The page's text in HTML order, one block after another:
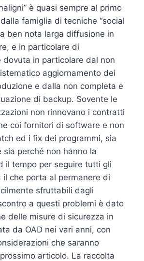
è quasi sempre al primo
famiglia di tecniche “social
ben nota larga diffusione in
e in particolare di
dovuta in particolare dal non
aggiornamento dei
e dalla non completa e
di backup. Sovente le
non rinnovano i contratti
coi fornitori di software e non
ed i fix dei programmi, sia
sia perché non hanno la
il tempo per seguire tutti gli
il che porta al permanere di
sfruttabili dagli
a questi problemi è dato
delle misure di sicurezza in
da OAD nei vari anni, con
che saranno
articolo. La raccolta